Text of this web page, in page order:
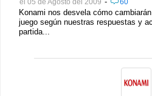
el 05 de Agosto del 2009 60
Konami nos desvela cómo
juego según nuestras respuestas y
partida...